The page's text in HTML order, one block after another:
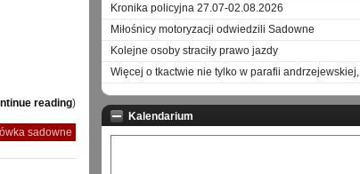
reading)
sadowne
Kronika policyjna 27.07-02.08.2026
Miłośnicy motoryzacji odwiedzili Sadowne
Kolejne osoby straciły prawo jazdy
Więcej o tkactwie nie tylko w parafii andrzejewskiej,
Kalendarium